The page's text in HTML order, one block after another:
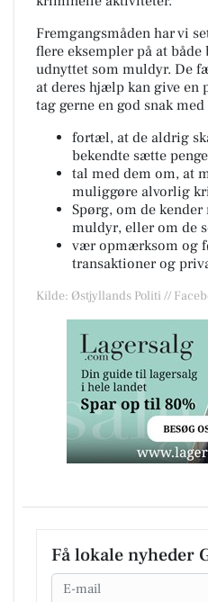
Fremgangsmåden har vi
flere eksempler på at
udnyttet som muldyr. De
at deres hjælp kan give en
tag gerne en god snak
fortæl, at de aldrig
bekendte sætte
tal med dem om, at
muliggøre alvorlig
Spørg, om de
muldyr, eller om de
vær opmærksom og
transaktioner og
Kilde: Østjyllands Politi //
Få lokale nyheder
Email